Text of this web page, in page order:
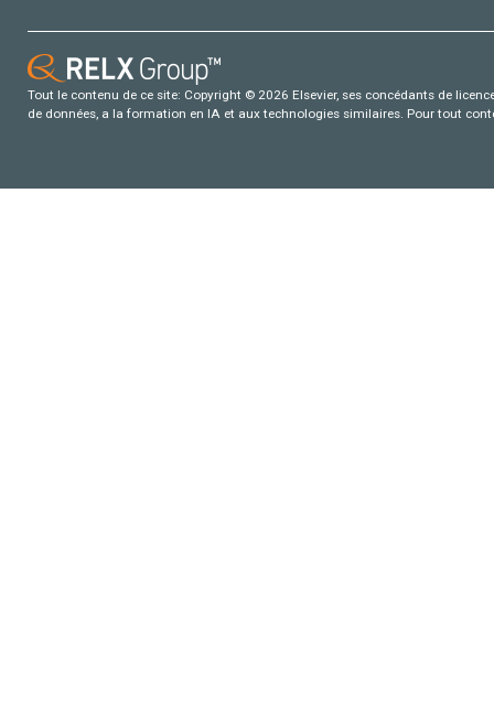
Tout le contenu de ce site: Copyright © 2026 Elsevier, ses concédants de
de données, a la formation en IA et aux technologies similaires. Pour tout